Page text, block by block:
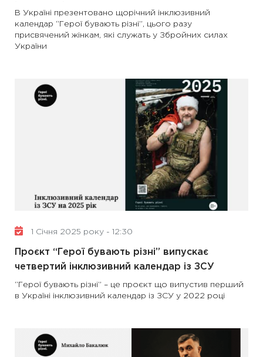
В Україні презентовано щорічний інклюзивний
календар “Герої бувають різні”, цього разу
присвячений жінкам, які служать у Збройних силах
України
1 Січня 2025 року - 12:30
Проєкт “Герої бувають різні” випускає
четвертий інклюзивний календар із ЗСУ
“Герої бувають різні” – це проєкт що випустив перший
в Україні інклюзивний календар із ЗСУ у 2022 році